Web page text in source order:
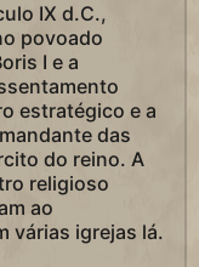
IX d.C.,
povoado
I e a
estratégico e a
das
do reino. A
religioso
ao
várias igrejas lá.